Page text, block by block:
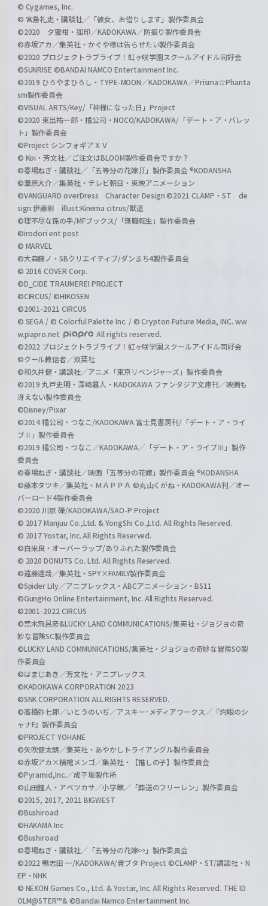
© Cygames, Inc.
© 宮島礼吏・講談社／「彼女、お借りします」製作委員会
©2020 夕蜜柑・狐印／KADOKAWA／防振り製作委員会
©赤坂アカ／集英社・かぐや様は告らせたい製作委員会
©2020 プロジェクトラブライブ！虹ヶ咲学園スクールアイドル同好会
©SUNRISE ©BANDAI NAMCO Entertainment Inc.
©2019 ひろやまひろし・TYPE-MOON／KADOKAWA／Prisma☆Phanta
sm製作委員会
©VISUAL ARTS/Key/「神様になった日」Project
©2020 東出祐一郎・橘公司・NOCO/KADOKAWA/「デート・ア・バレッ
ト」製作委員会
©Project シンフォギアＸＶ
© Koi・芳文社／ご注文はBLOOM製作委員会ですか？
©春場ねぎ・講談社／「五等分の花嫁∬」製作委員会 ®KODANSHA
©葦原大介／集英社・テレビ朝日・東映アニメーション
©VANGUARD overDress Character Design ©2021 CLAMP・ST de
sign:伊藤彰 illust:Kinema citrus/獣道
©理不尽な孫の手/MFブックス/「無職転生」製作委員会
©irodori ent post
© MARVEL
©大森藤ノ・SBクリエイティブ/ダンまち4製作委員会
© 2016 COVER Corp.
©D_CIDE TRAUMEREI PROJECT
©CIRCUS/ ©HIKOSEN
©2001-2021 CIRCUS
© SEGA / © Colorful Palette Inc. / © Crypton Future Media, INC. ww
w.piapro.net
All rights reserved.
©2022 プロジェクトラブライブ！虹ヶ咲学園スクールアイドル同好会
©クール教信者／双葉社
©和久井健・講談社／アニメ「東京リベンジャーズ」製作委員会
©2019 丸戸史明・深崎暮人・KADOKAWA ファンタジア文庫刊／映画も
冴えない製作委員会
©Disney/Pixar
©2014 橘公司・つなこ/KADOKAWA 富士見書房刊/「デート・ア・ライ
ブⅡ」製作委員会
©2019 橘公司・つなこ／KADOKAWA／「デート・ア・ライブⅢ」製作
委員会
©春場ねぎ・講談社／映画「五等分の花嫁」製作委員会 ®KODANSHA
©藤本タツキ／集英社・ＭＡＰＰＡ ©丸山くがね・KADOKAWA刊／オー
バーロード4製作委員会
©2020 川原 礫/KADOKAWA/SAO-P Project
© 2017 Manjuu Co.,Ltd. & YongShi Co.,Ltd. All Rights Reserved.
© 2017 Yostar, Inc. All Rights Reserved.
©白米良・オーバーラップ/ありふれた製作委員会
© 2020 DONUTS Co. Ltd. All Rights Reserved.
©遠藤達哉／集英社・SPY×FAMILY製作委員会
©Spider Lily／アニプレックス・ABCアニメーション・BS11
©GungHo Online Entertainment, Inc. All Rights Reserved.
©2001-2022 CIRCUS
©荒木飛呂彦&LUCKY LAND COMMUNICATIONS/集英社・ジョジョの奇
妙な冒険SC製作委員会
©LUCKY LAND COMMUNICATIONS/集英社・ジョジョの奇妙な冒険SO製
作委員会
©はまじあき／芳文社・アニプレックス
©KADOKAWA CORPORATION 2023
©SNK CORPORATION ALL RIGHTS RESERVED.
©高橋弥七郎／いとうのいぢ／アスキー･メディアワークス／『灼眼のシ
ャナF』製作委員会
©PROJECT YOHANE
©矢吹健太朗／集英社・あやかしトライアングル製作委員会
©赤坂アカ×横槍メンゴ／集英社・【推しの子】製作委員会
©Pyramid,Inc.／成子坂製作所
©山田鐘人・アベツカサ／小学館／「葬送のフリーレン」製作委員会
©2015, 2017, 2021 BIGWEST
©Bushiroad
©HAKAMA Inc
©Bushiroad
©春場ねぎ・講談社／「五等分の花嫁∽」製作委員会
©2022 鴨志田 一/KADOKAWA/青ブタ Project ©CLAMP・ST/講談社・N
EP・NHK
© NEXON Games Co., Ltd. & Yostar, Inc. All Rights Reserved. THE ID
OLM@STER™& ©Bandai Namco Entertainment Inc.